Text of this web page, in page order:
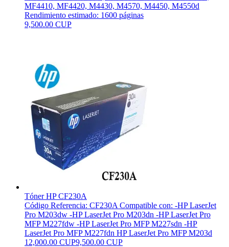
MF4410, MF4420, M4430, M4570, M4450, M4550d
Rendimiento estimado: 1600 páginas
9,500.00 CUP
Tóner HP CF230A
Código Referencia: CF230A Compatible con: -HP LaserJet
Pro M203dw -HP LaserJet Pro M203dn -HP LaserJet Pro
MFP M227fdw -HP LaserJet Pro MFP M227sdn -HP
LaserJet Pro MFP M227fdn HP LaserJet Pro MFP M203d
12,000.00 CUP9,500.00 CUP